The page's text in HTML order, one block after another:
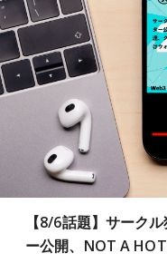
【8/6話題】サーク
ー公開、NOT A